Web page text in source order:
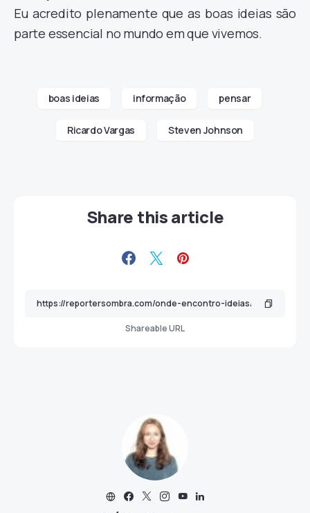
Eu acredito plenamente que as boas ideias são
parte essencial no mundo em que vivemos.
boas ideias informação pensar
Ricardo Vargas Steven Johnson
Share this article
Shareable URL